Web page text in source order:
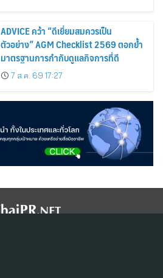
ADVICE คว้า “ดีเยี่ยมสมควรเป็น
ตัวอย่าง” AGM Checklist 2569 ตอกย้ำ
มาตรฐานการกำกับดูแลกิจการที่ดี
7 ส.ค. 69 17:27